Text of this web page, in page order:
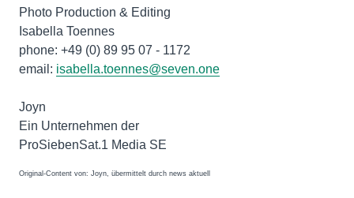
Photo Production & Editing
Isabella Toennes
phone: +49 (0) 89 95 07 - 1172
email: isabella.toennes@seven.one
Joyn
Ein Unternehmen der
ProSiebenSat.1 Media SE
Original-Content von: Joyn, übermittelt durch news aktuell